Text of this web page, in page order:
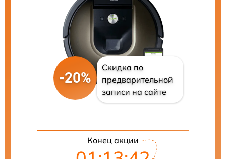
-20%
Скидка по
предварительной
записи на сайте
Конец акции